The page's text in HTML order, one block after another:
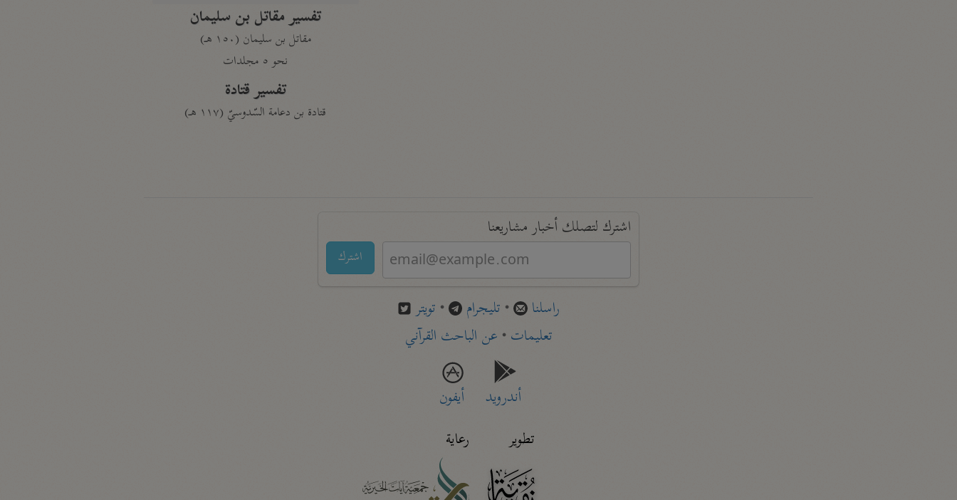
تفسير مقاتل بن سليمان
مقاتل بن سليمان (١٥٠ هـ)
نحو ٥ مجلدات
تفسير قتادة
قتادة بن دعامة السّدوسيّ (١١٧ هـ)
اشترك لتصلك أخبار مشاريعنا
اشترك
راسلنا • تليجرام • تويتر
تعليمات• عن الباحث القرآني
أندرويد
أيفون
تطوير
رعاية